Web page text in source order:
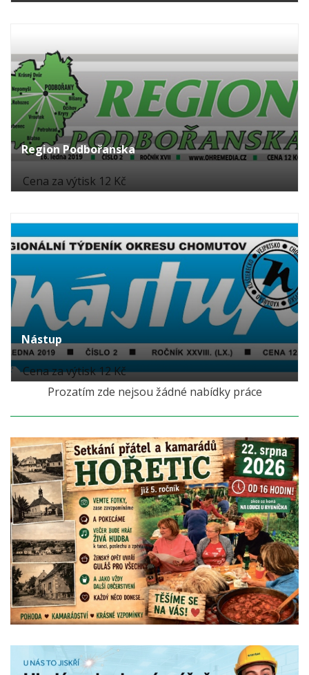
Region Podbořanska
Cena za výtisk 12 Kč
Nástup
Cena za výtisk 12 Kč
Prozatím zde nejsou žádné nabídky práce